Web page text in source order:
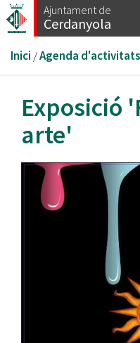
Vés
al
Ajuntament de
Cerdanyola
Esteu
aquí
Inici /Agenda d'activitats
Exposició
arte'